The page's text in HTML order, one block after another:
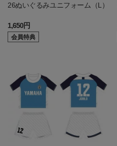
26ぬいぐるみユニフォーム（L）
1,650円
会員特典